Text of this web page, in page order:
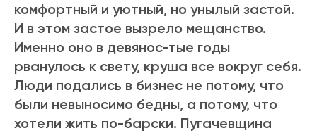
комфортный и уютный, но унылый застой.
И в этом застое вызрело мещанство.
Именно оно в девянос-тые годы
рванулось к свету, круша все вокруг себя.
Люди подались в бизнес не потому, что
были невыносимо бедны, а потому, что
хотели жить по-барски. Пугачевщина